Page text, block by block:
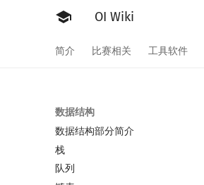
OI Wiki
简介 比赛相关 工具软件
数据结构
数据结构部分简介
栈
队列